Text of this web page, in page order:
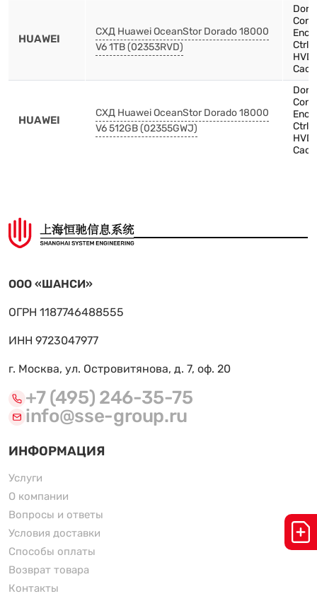
HUAWEI
СХД Huawei OceanStor Dorado 18000
V6 1TB (02353RVD)
HUAWEI
СХД Huawei OceanStor Dorado 18000
V6 512GB (02355GWJ)
ООО «ШАНСИ»
ОГРН 1187746488555
ИНН 9723047977
г. Москва, ул. Островитянова, д. 7, оф. 20
+7 (495) 246-35-75
info@sse-group.ru
ИНФОРМАЦИЯ
Услуги
О компании
Вопросы и ответы
Условия доставки
Способы оплаты
Возврат товара
Контакты